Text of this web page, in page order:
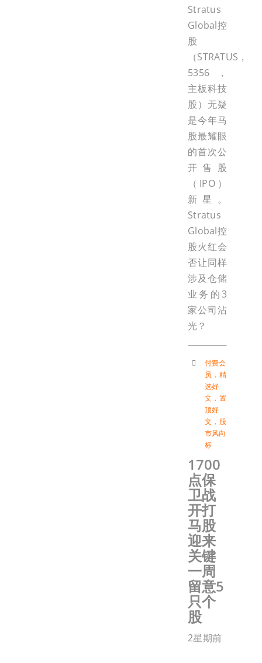
Stratus
Global控
股
（STRATUS，
5356，
主板科技
股）无疑
是今年马
股最耀眼
的首次公
开售股
（IPO）
新星。
Stratus
Global控
股火红会
否让同样
涉及仓储
业务的3
家公司沾
光？
付费会
员 ， 精
选好
文 ， 置
顶好
文 ， 股
市风向
标
1700
点保
卫战
开打
马股
迎来
关键
一周
留意5
只个
股
2星期前